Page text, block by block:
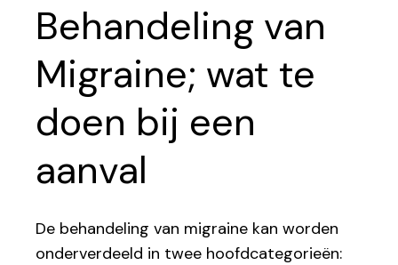
Behandeling van
Migraine; wat te
doen bij een
aanval
De behandeling van migraine kan worden
onderverdeeld in twee hoofdcategorieën: